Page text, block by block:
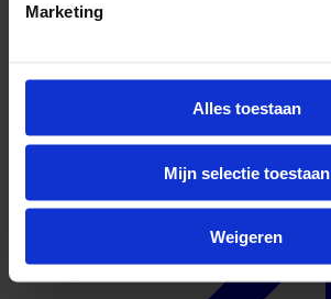
Marketing
Alles toestaan
Mijn selectie toestaan
Weigeren
cursus